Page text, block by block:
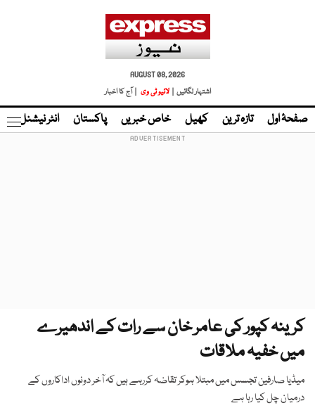
AUGUST 08, 2026
اشتہار لگائیں |
لائیو ٹی وی | آج کا اخبار
صفحۂ اول تازہ ترین کھیل خاص خبریں پاکستان انٹر نیشنل
کرینہ کپور کی عامر خان سے رات کے اندھیرے
میں خفیہ ملاقات
میڈیا صارفین تجسس میں مبتلا ہوکر تقاضہ کررہے ہیں کہ آخر دونوں اداکاروں کے
درمیان چل کیا رہا ہے